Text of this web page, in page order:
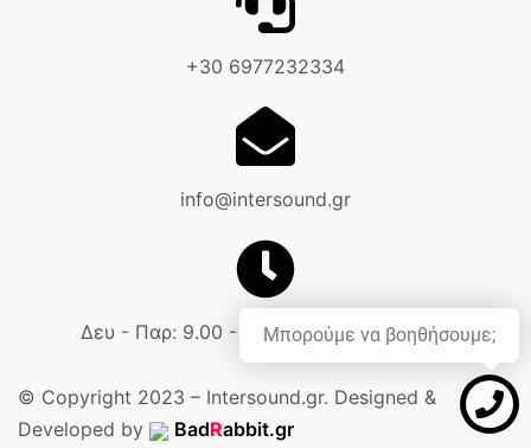
+30 6977232334
info@intersound.gr
Δευ - Παρ: 9.00 - 18.00 Σαβ: 9.00 - 14.00
© Copyright 2023 – Intersound.gr. Designed &
Developed by
BadRabbit.gr
Μπορούμε να βοηθήσουμε;